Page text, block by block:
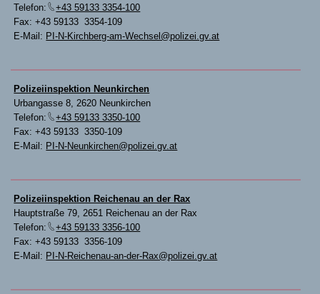
Telefon:
+43 59133 3354-100
Fax: +43 59133 3354-109
E-Mail: PI-N-Kirchberg-am-Wechsel@polizei.gv.at
Polizeiinspektion Neunkirchen
Urbangasse 8, 2620 Neunkirchen
Telefon:
+43 59133 3350-100
Fax: +43 59133 3350-109
E-Mail: PI-N-Neunkirchen@polizei.gv.at
Polizeiinspektion Reichenau an der Rax
Hauptstraße 79, 2651 Reichenau an der Rax
Telefon:
+43 59133 3356-100
Fax: +43 59133 3356-109
E-Mail: PI-N-Reichenau-an-der-Rax@polizei.gv.at